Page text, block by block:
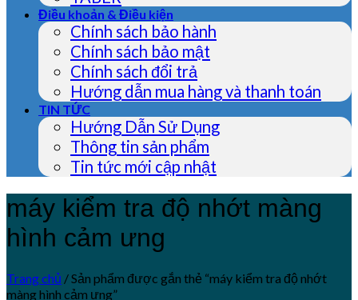
Điều khoản & Điều kiện
Chính sách bảo hành
Chính sách bảo mật
Chính sách đổi trả
Hướng dẫn mua hàng và thanh toán
TIN TỨC
Hướng Dẫn Sử Dụng
Thông tin sản phẩm
Tin tức mới cập nhật
máy kiểm tra độ nhớt màng
hình cảm ưng
Trang chủ /Sản phẩm được gắn thẻ “máy kiểm tra độ nhớt
màng hình cảm ưng”